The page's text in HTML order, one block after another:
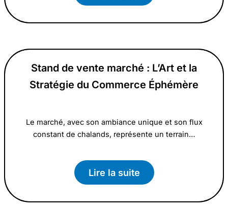
Stand de vente marché : L’Art et la
Stratégie du Commerce Éphémère
Le marché, avec son ambiance unique et son flux
constant de chalands, représente un terrain…
Lire la suite